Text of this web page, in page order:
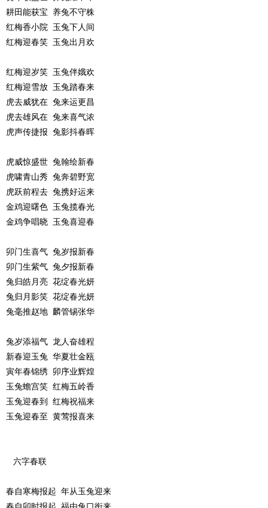
耕田能获宝 养兔不守株
红梅香小院 玉兔下人间
红梅迎春笑 玉兔出月欢
红梅迎岁笑 玉兔伴娥欢
红梅迎雪放 玉兔踏春来
虎去威犹在 兔来运更昌
虎去雄风在 兔来喜气浓
虎声传捷报 兔影抖春晖
虎威惊盛世 兔翰绘新春
虎啸青山秀 兔奔碧野宽
虎跃前程去 兔携好运来
金鸡迎曙色 玉兔揽春光
金鸡争唱晓 玉兔喜迎春
卯门生喜气 兔岁报新春
卯门生紫气 兔夕报新春
兔归皓月亮 花绽春光妍
兔归月影笑 花绽春光妍
兔毫推赵地 麟管锡张华
兔岁添福气 龙人奋雄程
新春迎玉兔 华夏壮金瓯
寅年春锦绣 卯序业辉煌
玉兔蟾宫笑 红梅五岭香
玉兔迎春到 红梅祝福来
玉兔迎春至 黄莺报喜来
六字春联
春自寒梅报起 年从玉兔迎来